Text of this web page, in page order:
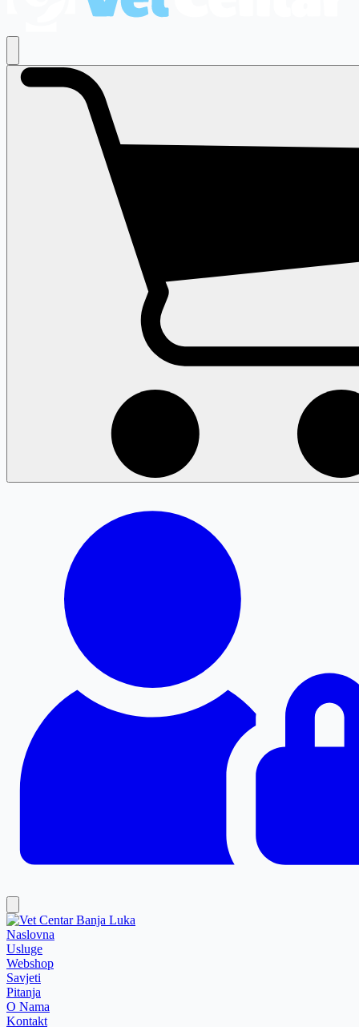
Naslovna
Usluge
Webshop
Savjeti
Pitanja
O Nama
Kontakt